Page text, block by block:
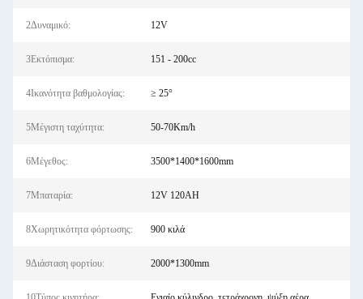
2Δυναμικό: 12V
3Εκτόπισμα: 151 - 200cc
4Ικανότητα βαθμολογίας: ≥ 25°
5Μέγιστη ταχύτητα: 50-70Km/h
6Μέγεθος: 3500*1400*1600mm
7Μπαταρία: 12V 120AH
8Χωρητικότητα φόρτωσης: 900 κιλά
9Διάσταση φορτίου: 2000*1300mm